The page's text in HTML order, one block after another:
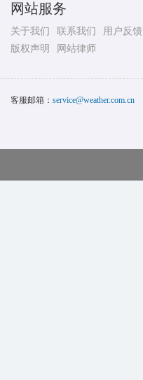
网站服务
关于我们 联系我们
用户反馈
版权声明
网站律师
客服邮箱： service@weather.com.cn